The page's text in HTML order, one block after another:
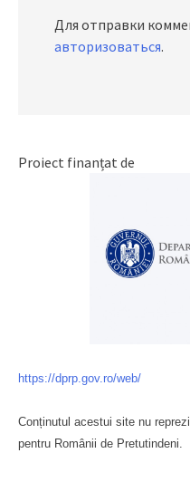
Для отправки
авторизоваться.
Proiect finanțat de
https://dprp.gov.ro/web/
Conținutul acestui site nu
pentru Românii de Pretutindeni.